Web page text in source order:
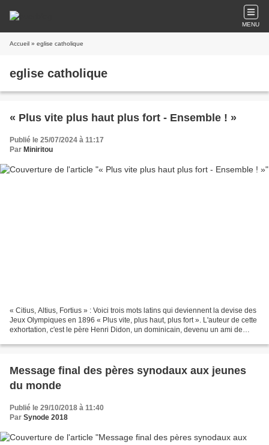
MENU
Accueil » eglise catholique
eglise catholique
« Plus vite plus haut plus fort - Ensemble ! »
Publié le 25/07/2024 à 11:17
Par Miniritou
« Citius, Altius, Fortius » : Voici trois mots latins qui deviennent la devise des
Jeux Olympiques en 1896 « Plus vite, plus haut, plus fort ». L'auteur de cette
exhortation, c'est le père Henri Didon, un dominicain, devenu un ami de
Message final des pères synodaux aux jeunes
du monde
Publié le 29/10/2018 à 11:40
Par Synode 2018